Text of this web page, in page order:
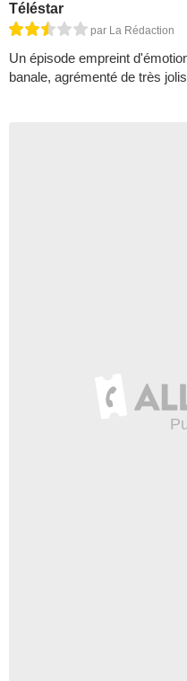
Téléstar
par La Rédaction
Un épisode empreint
banale, agrémenté de très